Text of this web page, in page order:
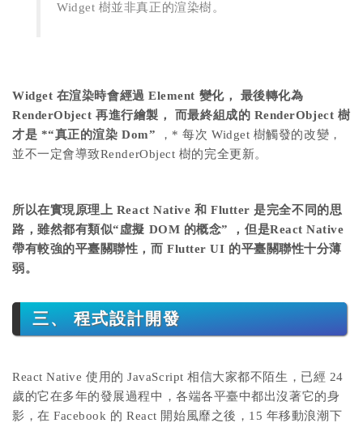
Widget 樹並非真正的渲染樹。
Widget 在渲染時會經過 Element 變化， 最後轉化為
RenderObject 再進行繪製， 而最終組成的 RenderObject 樹
才是 *“真正的渲染 Dom”
，* 每次 Widget 樹觸發的改變，
並不一定會導致RenderObject 樹的完全更新。
所以在實現原理上 React Native 和 Flutter 是完全不同的思
路，雖然都有類似“虛擬 DOM 的概念” ，但是React Native
帶有較強的平臺關聯性，而 Flutter UI 的平臺關聯性十分薄
弱。
三、 程式設計開發
React Native 使用的 JavaScript 相信大家都不陌生，已經 24
歲的它在多年的發展過程中，各端各平臺中都出沒著它的身
影，在 Facebook 的 React 開始風靡之後，15 年移動浪潮下